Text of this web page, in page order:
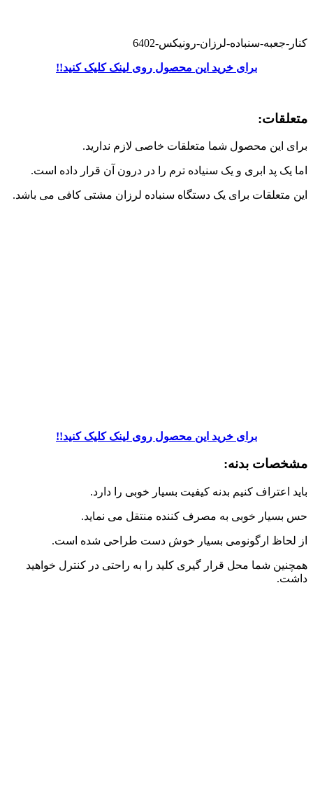
کنار-جعبه-سنباده-لرزان-رونیکس-6402
برای خرید این محصول روی لینک کلیک کنید!!
متعلقات:
برای این محصول شما متعلقات خاصی لازم ندارید.
اما یک پد ابری و یک سنیاده ترم را در درون آن قرار داده است.
این متعلقات برای یک دستگاه سنباده لرزان مشتی کافی می باشد.
برای خرید این محصول روی لینک کلیک کنید!!
مشخصات بدنه:
باید اعتراف کنیم بدنه کیفیت بسیار خوبی را دارد.
حس بسیار خوبی به مصرف کننده منتقل می نماید.
از لحاظ ارگونومی بسیار خوش دست طراحی شده است.
همچنین شما محل قرار گیری کلید را به راحتی در کنترل خواهید
داشت.